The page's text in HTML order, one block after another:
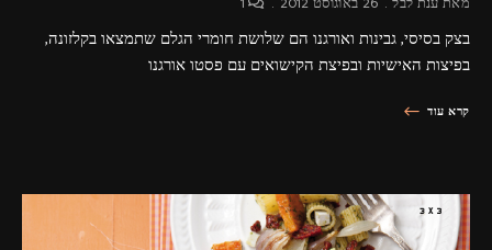
בצק בסיסי, גבינות ואורגנו הם שלושת חומרי הגלם שתמצאו בקלזונה,
בפיצות האישיות ובפיצת הקישואים עם פסטו אורגנו
קרא עוד